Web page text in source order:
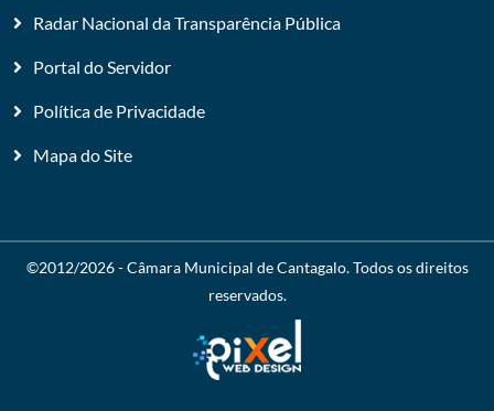
Radar Nacional da Transparência Pública
Portal do Servidor
Política de Privacidade
Mapa do Site
©2012/2026 -Câmara Municipal de Cantagalo. Todos os direitos
reservados.